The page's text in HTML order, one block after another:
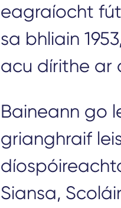
eagraíocht
sa bhliain
acu dírithe ar
Baineann go
grianghraif
Siansa,